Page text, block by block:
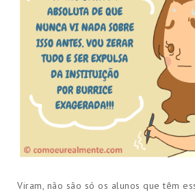
Viram, não são só os alunos que têm